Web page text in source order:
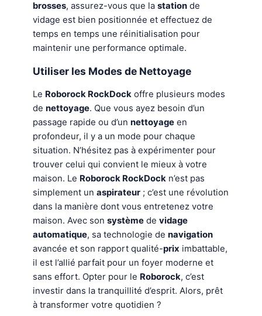
brosses, assurez-vous que la station de
vidage est bien positionnée et effectuez de
temps en temps une réinitialisation pour
maintenir une performance optimale.
Utiliser les Modes de Nettoyage
Le Roborock RockDock offre plusieurs modes
de nettoyage. Que vous ayez besoin d’un
passage rapide ou d’un nettoyage en
profondeur, il y a un mode pour chaque
situation. N’hésitez pas à expérimenter pour
trouver celui qui convient le mieux à votre
maison. Le Roborock RockDock n’est pas
simplement un aspirateur ; c’est une révolution
dans la manière dont vous entretenez votre
maison. Avec son système de vidage
automatique, sa technologie de navigation
avancée et son rapport qualité-prix imbattable,
il est l’allié parfait pour un foyer moderne et
sans effort. Opter pour le Roborock, c’est
investir dans la tranquillité d’esprit. Alors, prêt
à transformer votre quotidien ?